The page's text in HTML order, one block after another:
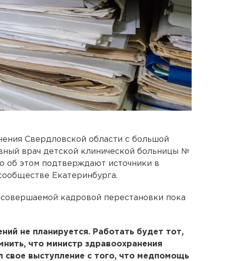
Свердловской области с большой
врач детской клинической больницы №
об этом подтверждают источники в
Екатеринбурга.
кадровой перестановки пока
не планируется. Работать будет тот,
что министр здравоохранения
свое выступление с того, что медпомощь